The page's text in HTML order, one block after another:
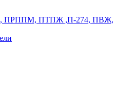
ПРППМ, ПТПЖ ,П-274, ПВЖ,